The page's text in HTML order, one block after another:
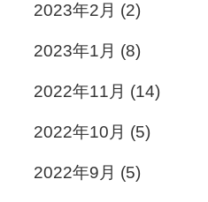
2023年2月 (2)
2023年1月 (8)
2022年11月 (14)
2022年10月 (5)
2022年9月 (5)